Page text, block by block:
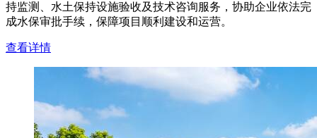
持监测、水土保持设施验收及技术咨询服务，协助企业依法完
成水保审批手续，保障项目顺利建设和运营。
查看详情